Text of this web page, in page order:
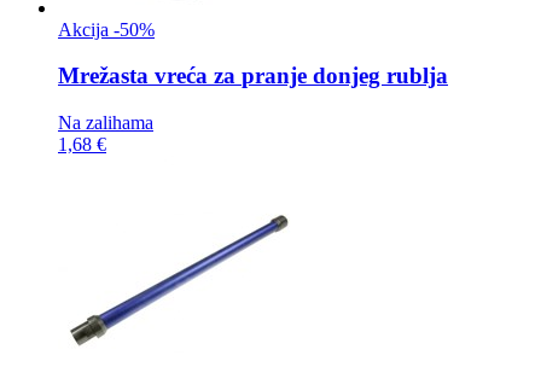
Akcija -50%
Mrežasta vreća za pranje donjeg rublja
Na zalihama
1,68 €